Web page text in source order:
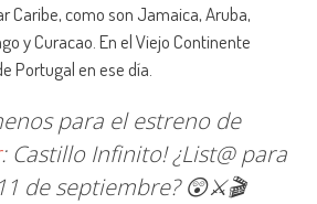
Caribe, como son Jamaica, Aruba,
y Curacao. En el Viejo Continente
Portugal en ese día.
para el estreno de
: Castillo Infinito! ¿List@ para
de septiembre? 😲⚔️🎬